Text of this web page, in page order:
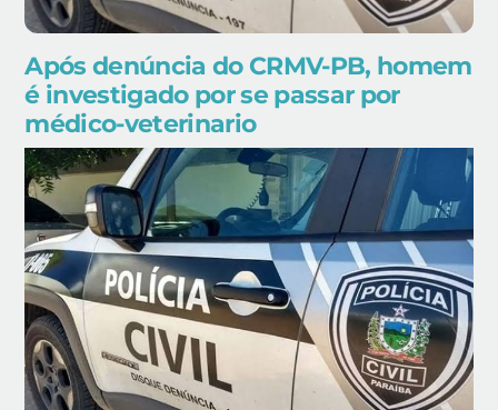
Após denúncia do CRMV-PB, homem
é investigado por se passar por
médico-veterinario